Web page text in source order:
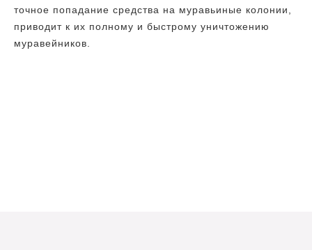
точное попадание средства на муравьиные колонии,
приводит к их полному и быстрому уничтожению
муравейников.